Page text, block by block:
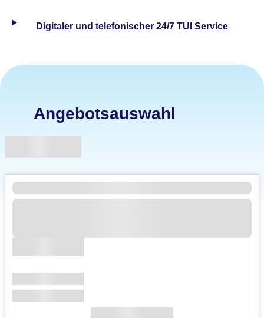
Digitaler und telefonischer 24/7 TUI Service
Angebotsauswahl